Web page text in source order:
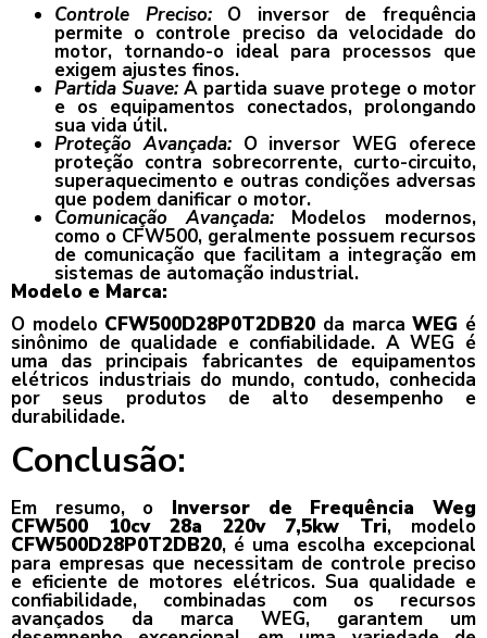
Controle Preciso:O inversor de frequência
permite o controle preciso da velocidade do
motor, tornando-o ideal para processos que
exigem ajustes finos.
Partida Suave: A partida suave protege o motor
e os equipamentos conectados, prolongando
sua vida útil.
Proteção Avançada:O inversor WEG oferece
proteção contra sobrecorrente, curto-circuito,
superaquecimento e outras condições adversas
que podem danificar o motor.
Comunicação Avançada:Modelos modernos,
como o CFW500, geralmente possuem recursos
de comunicação que facilitam a integração em
sistemas de automação industrial.
Modelo e Marca:
O modelo CFW500D28P0T2DB20 da marcaWEG é
sinônimo de qualidade e confiabilidade. A WEG é
uma das principais fabricantes de equipamentos
elétricos industriais do mundo, contudo, conhecida
por seus produtos de alto desempenho e
durabilidade.
Conclusão:
Em resumo, o Inversor de Frequência Weg
CFW500 10cv 28a 220v 7,5kw Tri, modelo
CFW500D28P0T2DB20, é uma escolha excepcional
para empresas que necessitam de controle preciso
e eficiente de motores elétricos. Sua qualidade e
confiabilidade, combinadas com os recursos
avançados da marca WEG, garantem um